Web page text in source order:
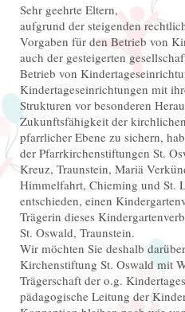
Sehr geehrte Eltern,
aufgrund der steigenden
Vorgaben für den Betrieb von
auch der gesteigerten
Betrieb von
Kindertageseinrichtungen mit
Strukturen vor besonderen
Zukunftsfähigkeit der
pfarrlicher Ebene zu sichern,
der Pfarrkirchenstiftungen St.
Kreuz, Traunstein, Mariä
Himmelfahrt, Chieming und St.
entschieden, einen
Trägerin dieses
St. Oswald, Traunstein.
Wir möchten Sie deshalb
Kirchenstiftung St. Oswald mit
Trägerschaft der o.g.
pädagogische Leitung der